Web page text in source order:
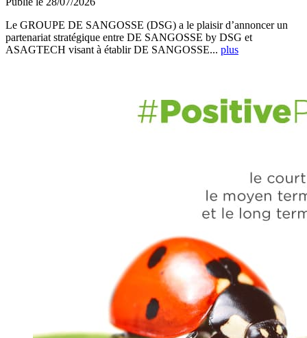
Le GROUPE DE SANGOSSE (DSG) a le plaisir d’annoncer un
partenariat stratégique entre DE SANGOSSE by DSG et
ASAGTECH visant à établir DE SANGOSSE... plus